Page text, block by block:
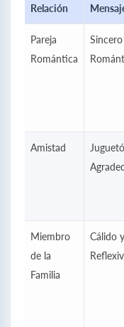
Relación
Pareja
Romántica
Amistad
Miembro
de la
Familia
Cálido y